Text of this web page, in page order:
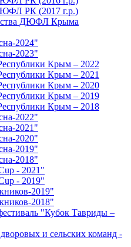
РК (2017 г.р.)
ДЮФЛ Крыма
2024"
2023"
Крым – 2022
Крым – 2021
Крым – 2020
Крым – 2019
Крым – 2018
2022"
2021"
2020"
2019"
2018"
- 2021"
- 2019"
2019"
2018"
"Кубок Тавриды –
и сельских команд -